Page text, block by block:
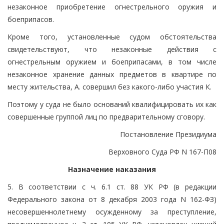
незаконное приобретение огнестрельного оружия и
боеприпасов.
Кроме того, установленные судом обстоятельства
свидетельствуют, что незаконные действия с
огнестрельным оружием и боеприпасами, в том числе
незаконное хранение данных предметов в квартире по
месту жительства, А. совершил без какого-либо участия К.
Поэтому у суда не было оснований квалифицировать их как
совершенные группой лиц по предварительному сговору.
Постановление Президиума
Верховного Суда РФ N 167-П08
Назначение наказания
5. В соответствии с ч. 6.1 ст. 88 УК РФ (в редакции
Федерального закона от 8 декабря 2003 года N 162-ФЗ)
несовершеннолетнему осужденному за преступление,